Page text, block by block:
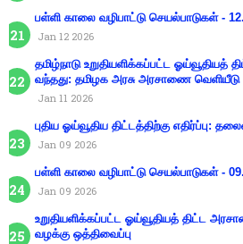
பள்ளி காலை வழிபாட்டு செயல்பாடுகள் -
Jan 12 2026
தமிழ்நாடு உறுதியளிக்கப்பட்ட ஓய்வூதியத்
வந்தது: தமிழக அரசு அரசாணை வெளியீடு
Jan 11 2026
புதிய ஓய்வூதிய திட்டத்திற்கு எதிர்ப்பு:
Jan 09 2026
பள்ளி காலை வழிபாட்டு செயல்பாடுகள் -
Jan 09 2026
உறுதியளிக்கப்பட்ட ஓய்வூதியத் திட்ட
வழக்கு ஒத்திவைப்பு